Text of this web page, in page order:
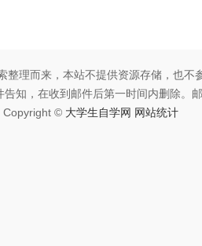
整理而来，本站不提供资源存储，也不
告知，在收到邮件后第一时间内删除。
Copyright © 大学生自学网 网站统计